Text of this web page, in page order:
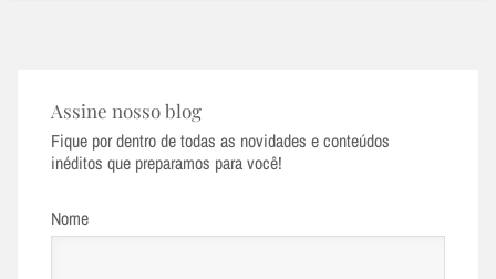
Assine nosso blog
Fique por dentro de todas as novidades e conteúdos
inéditos que preparamos para você!
Nome